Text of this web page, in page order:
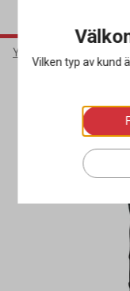
Yrkeskläder & Skydd
Vilken typ av kund